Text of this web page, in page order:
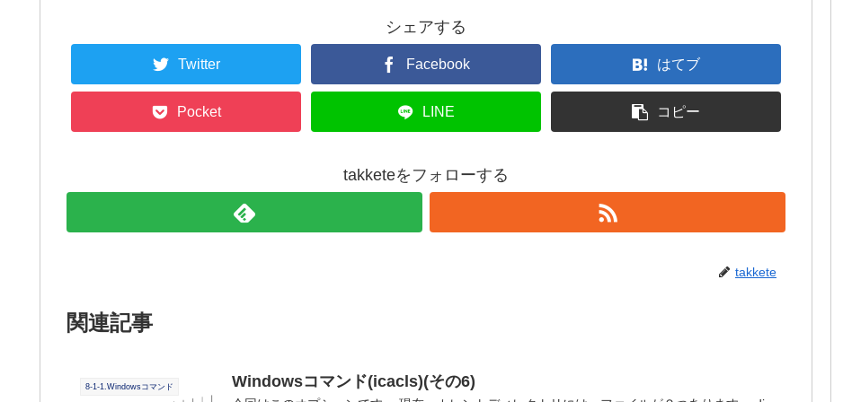
シェアする
Twitter Facebook はてブ
Pocket LINE コピー
takketeをフォローする
takkete
関連記事
8-1-1.Windowsコマンド Windowsコマンド(icacls)(その6)